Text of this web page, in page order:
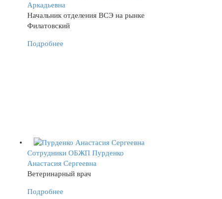
Аркадьевна
Начальник отделения ВСЭ на рынке
Филатовский
Подробнее
Сотрудники ОБЖП Пурденко
Анастасия Сергеевна
Ветеринарный врач
Подробнее